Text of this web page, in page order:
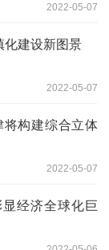
2022-05-07
化建设新图景
2022-05-07
将构建综合立体
2022-05-07
经济全球化巨